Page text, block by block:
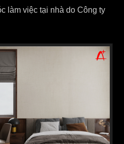
làm việc tại nhà do Công ty